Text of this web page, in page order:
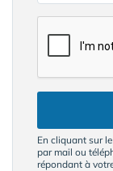
En cliquant sur
par mail ou
répondant à